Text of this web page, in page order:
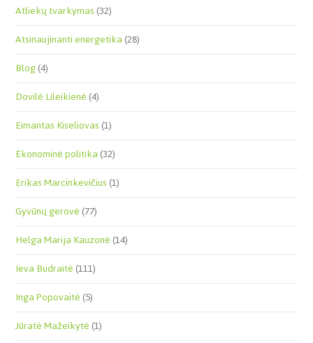
Atliekų tvarkymas(32)
Atsinaujinanti energetika(28)
Blog(4)
Dovilė Lileikienė(4)
Eimantas Kiseliovas(1)
Ekonominė politika(32)
Erikas Marcinkevičius(1)
Gyvūnų gerovė(77)
Helga Marija Kauzonė(14)
Ieva Budraitė(111)
Inga Popovaitė(5)
Jūratė Mažeikytė(1)